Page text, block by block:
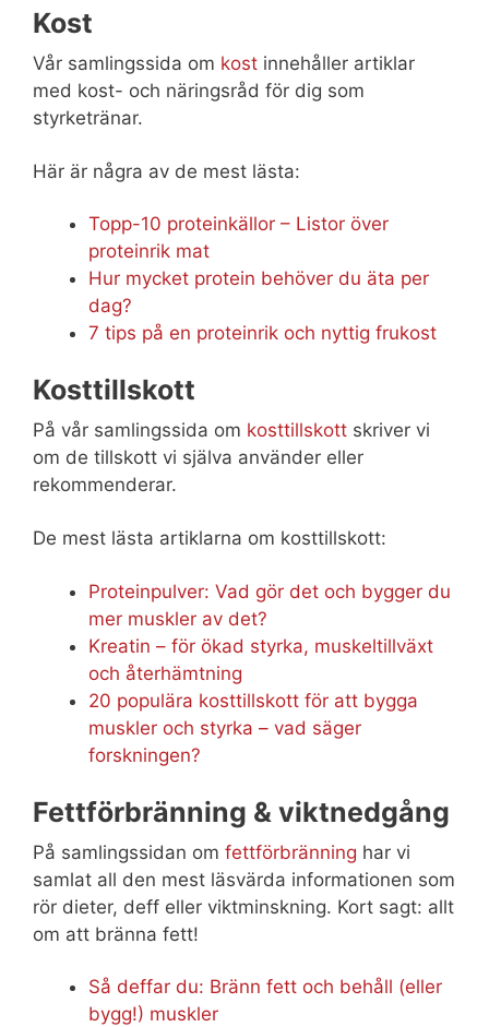
Kost
Vår samlingssida om kost innehåller artiklar
med kost- och näringsråd för dig som
styrketränar.
Här är några av de mest lästa:
Topp-10 proteinkällor – Listor över
proteinrik mat
Hur mycket protein behöver du äta per
dag?
7 tips på en proteinrik och nyttig frukost
Kosttillskott
På vår samlingssida om kosttillskott skriver vi
om de tillskott vi själva använder eller
rekommenderar.
De mest lästa artiklarna om kosttillskott:
Proteinpulver: Vad gör det och bygger du
mer muskler av det?
Kreatin – för ökad styrka, muskeltillväxt
och återhämtning
20 populära kosttillskott för att bygga
muskler och styrka – vad säger
forskningen?
Fettförbränning & viktnedgång
På samlingssidan om fettförbränning har vi
samlat all den mest läsvärda informationen som
rör dieter, deff eller viktminskning. Kort sagt: allt
om att bränna fett!
Så deffar du: Bränn fett och behåll (eller
bygg!) muskler